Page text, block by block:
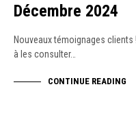
Décembre 2024
Nouveaux témoignages clients
à les consulter…
CONTINUE READING